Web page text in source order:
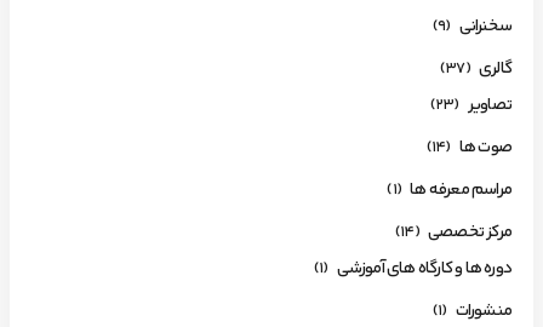
سخنرانی (9)
گالری (37)
تصاویر (23)
صوت ها (14)
مراسم معرفه ها (1)
مرکز تخصصی (14)
دوره ها و کارگاه های آموزشی (1)
منشورات (1)